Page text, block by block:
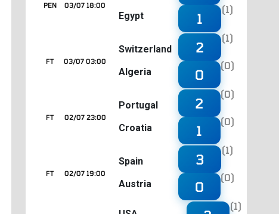
03/07 18:00
PEN
Egypt
1
(1)
03/07 03:00
FT
Switzerland
Algeria
2
(1)
0
(0)
02/07 23:00
FT
Portugal
Croatia
2
(0)
1
(0)
02/07 19:00
FT
Spain
Austria
3
(1)
0
(0)
(1)